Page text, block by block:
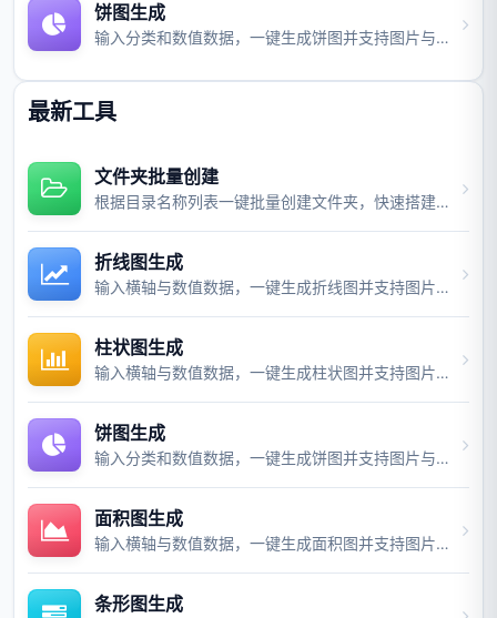
饼图生成
输入分类和数值数据，一键生成饼图并支持图片与视频导出。
最新工具
文件夹批量创建
根据目录名称列表一键批量创建文件夹，快速搭建项目目录结构。
折线图生成
输入横轴与数值数据，一键生成折线图并支持图片与视频导出。
柱状图生成
输入横轴与数值数据，一键生成柱状图并支持图片与视频导出。
饼图生成
输入分类和数值数据，一键生成饼图并支持图片与视频导出。
面积图生成
输入横轴与数值数据，一键生成面积图并支持图片与视频导出。
条形图生成